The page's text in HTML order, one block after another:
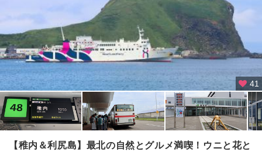
旭
川
・
滝
川
・
留
41
【稚内＆利尻島】最北の自然とグルメ満喫！ウニと花と